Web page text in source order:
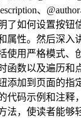
、
了如何设置按钮
属性。然后深入
使用严格模式、
函数以及遍历和
添加到页面的指
代码示例和注释
法，使读者能够